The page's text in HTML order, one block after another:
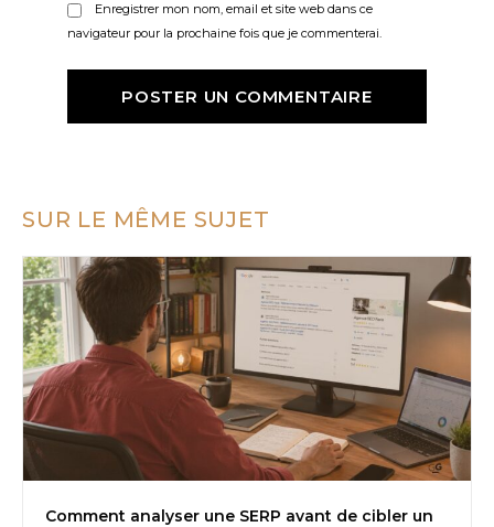
Enregistrer mon nom, email et site web dans ce
navigateur pour la prochaine fois que je commenterai.
SUR LE MÊME SUJET
Comment analyser une SERP avant de cibler un